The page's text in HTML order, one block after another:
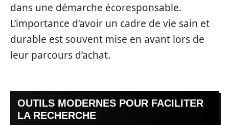
dans une démarche écoresponsable.
L’importance d’avoir un cadre de vie sain et
durable est souvent mise en avant lors de
leur parcours d’achat.
OUTILS MODERNES POUR FACILITER
LA RECHERCHE